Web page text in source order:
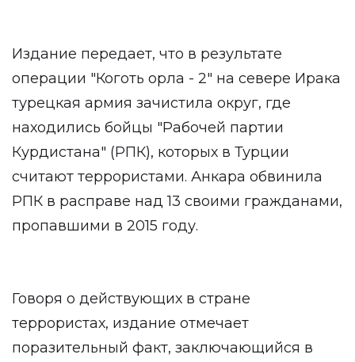
Издание передает, что в результате
операции "Коготь орла - 2" на севере Ирака
турецкая армия зачистила округ, где
находились бойцы "Рабочей партии
Курдистана" (РПК), которых в Турции
считают террористами. Анкара обвинила
РПК в расправе над 13 своими гражданами,
пропавшими в 2015 году.
Говоря о действующих в стране
террористах, издание отмечает
поразительный факт, заключающийся в